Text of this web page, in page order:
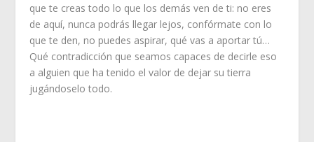
que te creas todo lo que los demás ven de ti: no eres
de aquí, nunca podrás llegar lejos, confórmate con lo
que te den, no puedes aspirar, qué vas a aportar tú…
Qué contradicción que seamos capaces de decirle eso
a alguien que ha tenido el valor de dejar su tierra
jugándoselo todo.